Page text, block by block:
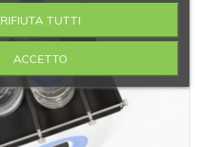
RIFIUTA TUTTI
ACCETTO